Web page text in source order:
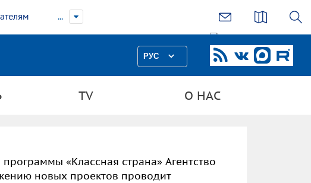
...
РУС
TV О НАС
программы «Классная страна» Агентство
новых проектов проводит